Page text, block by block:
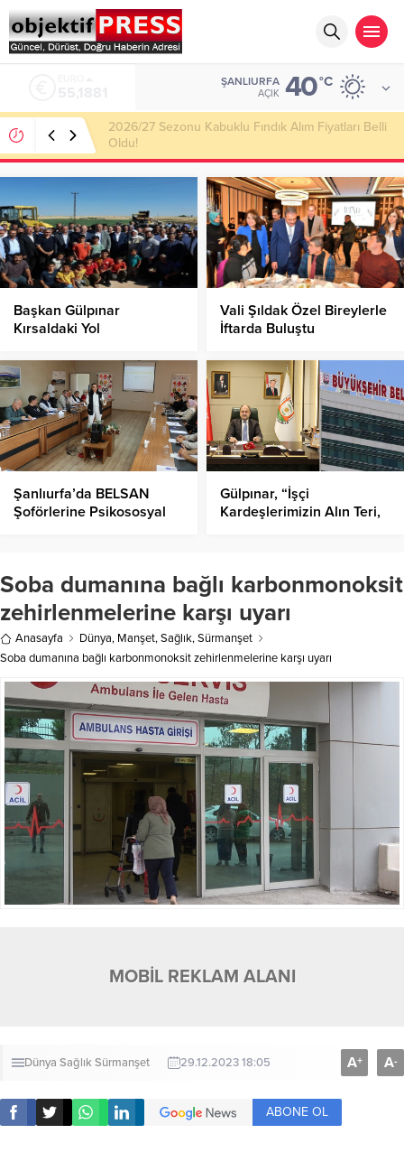
ŞANLIURFA
AÇIK 40°C
Haliliye Belediyesi Her Gün 4 Bin 898 Kişiye Sıcak
Yemek Ulaştırıyor!
Başkan Gülpınar
Kırsaldaki Yol
Vali Şıldak Özel Bireylerle
İftarda Buluştu
Şanlıurfa’da BELSAN
Şoförlerine Psikososyal
Gülpınar, “İşçi
Kardeşlerimizin Alın Teri,
Soba dumanına bağlı karbonmonoksit
zehirlenmelerine karşı uyarı
Anasayfa Dünya, Manşet,Sağlık,Sürmanşet
Soba dumanına bağlı karbonmonoksit zehirlenmelerine karşı uyarı
MOBİL REKLAM ALANI
Dünya SağlıkSürmanşet 29.12.2023 18:05 A+ A-
ABONE OL